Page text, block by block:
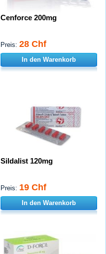
Cenforce 200mg
Preis: 28 Chf
In den Warenkorb
Sildalist 120mg
Preis: 19 Chf
In den Warenkorb